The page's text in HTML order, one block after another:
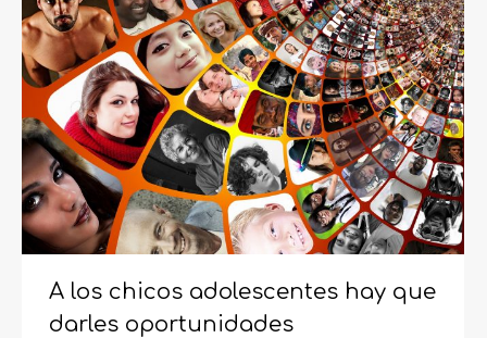
A los chicos adolescentes hay que
darles oportunidades